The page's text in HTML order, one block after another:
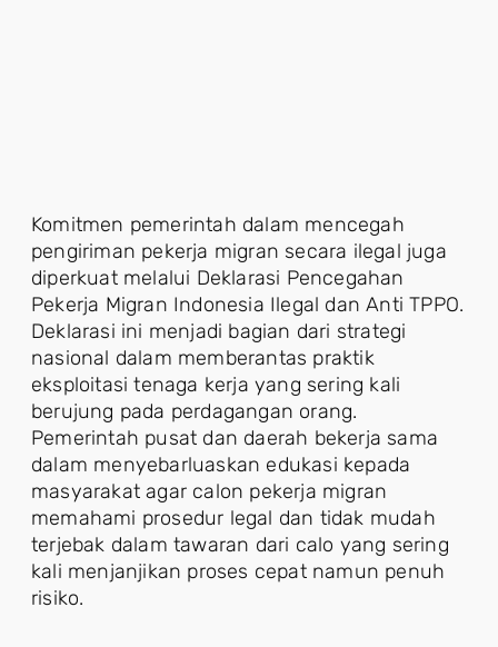
Komitmen pemerintah dalam mencegah
pengiriman pekerja migran secara ilegal juga
diperkuat melalui Deklarasi Pencegahan
Pekerja Migran Indonesia Ilegal dan Anti TPPO.
Deklarasi ini menjadi bagian dari strategi
nasional dalam memberantas praktik
eksploitasi tenaga kerja yang sering kali
berujung pada perdagangan orang.
Pemerintah pusat dan daerah bekerja sama
dalam menyebarluaskan edukasi kepada
masyarakat agar calon pekerja migran
memahami prosedur legal dan tidak mudah
terjebak dalam tawaran dari calo yang sering
kali menjanjikan proses cepat namun penuh
risiko.